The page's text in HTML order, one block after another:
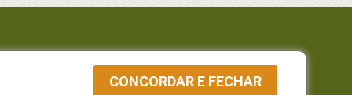
310
CONCORDAR E FECHAR